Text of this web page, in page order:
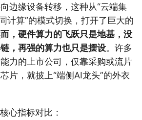
边缘设备转移，这种从“云端集
计算”的模式切换，打开了巨大的
，硬件算力的飞跃只是地基，没
，再强的算力也只是摆设。许多
力的上市公司，仅靠采购或流片
片，就披上“端侧AI龙头”的外衣
心指标对比：